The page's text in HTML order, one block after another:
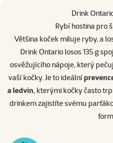
Drink
Rybí hostina pro
Většina koček miluje ryby, a
Drink Ontario losos 135 g
osvěžujícího nápoje, který
vaší kočky. Je to ideální
a ledvin, kterými kočky často
drinkem zajistíte svému